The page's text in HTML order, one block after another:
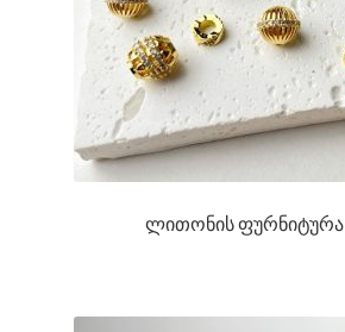
ლითონის ფურნიტურა